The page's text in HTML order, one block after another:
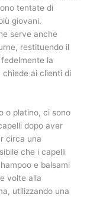
tentate di
giovani.
serve anche
restituendo il
la
chiede ai clienti di
o platino, ci sono
dopo aver
circa una
che i capelli
e balsami
volte alla
utilizzando una